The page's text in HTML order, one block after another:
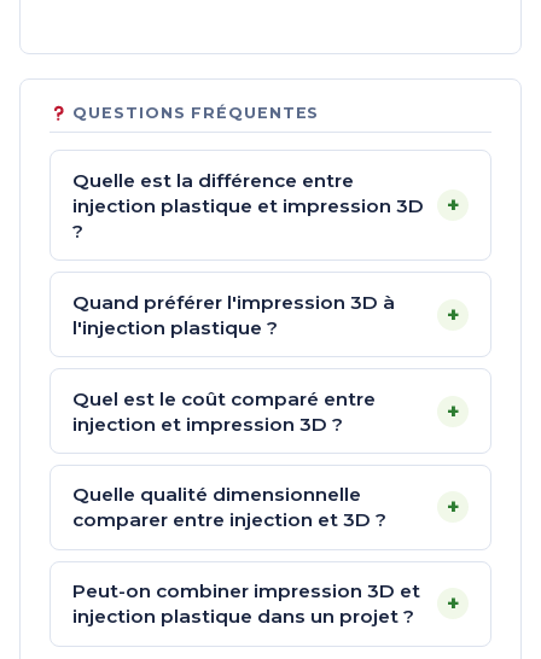
QUESTIONS FRÉQUENTES
Quelle est la différence entre
injection plastique et impression 3D
?
+
Quand préférer l'impression 3D à
l'injection plastique ?
+
Quel est le coût comparé entre
injection et impression 3D ?
+
Quelle qualité dimensionnelle
comparer entre injection et 3D ?
+
Peut-on combiner impression 3D et
injection plastique dans un projet ?
+